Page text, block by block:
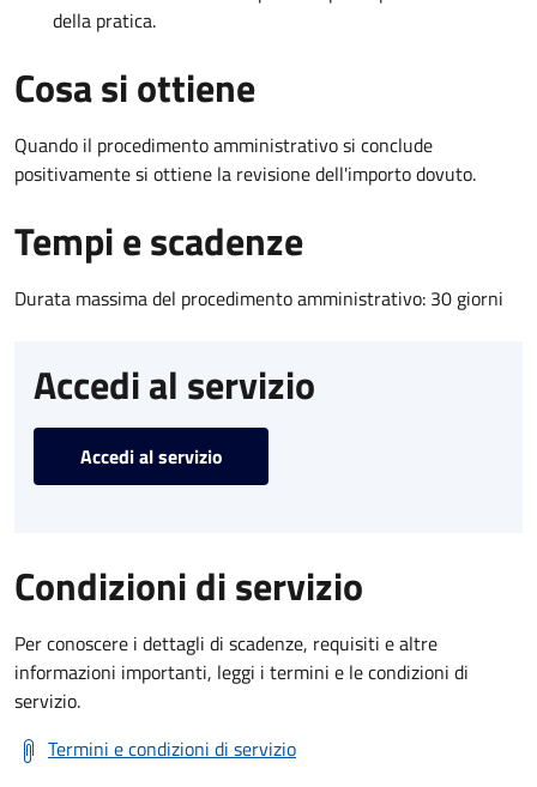
della pratica.
Cosa si ottiene
Quando il procedimento amministrativo si conclude
positivamente si ottiene la revisione dell'importo dovuto.
Tempi e scadenze
Durata massima del procedimento amministrativo: 30 giorni
Accedi al servizio
Accedi al servizio
Condizioni di servizio
Per conoscere i dettagli di scadenze, requisiti e altre
informazioni importanti, leggi i termini e le condizioni di
servizio.
Termini e condizioni di servizio